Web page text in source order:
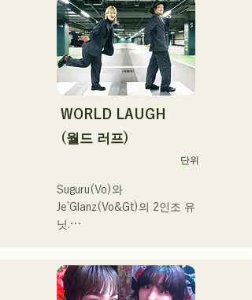
로움이나 갈등에 다가가는
가사, 귀에 남는 기타 리프를
의식해, 듣는 사람의 마음에
새겨지는 듯한 사운드 만들
기를 목표로 하고 있다.
WORLD LAUGH
(월드 러프)
단위
Suguru(Vo)와
Je’Glanz(Vo&Gt)의 2인조 유
닛.
정력적으로 활동 중.
SNS 동영상 총 재생수 350